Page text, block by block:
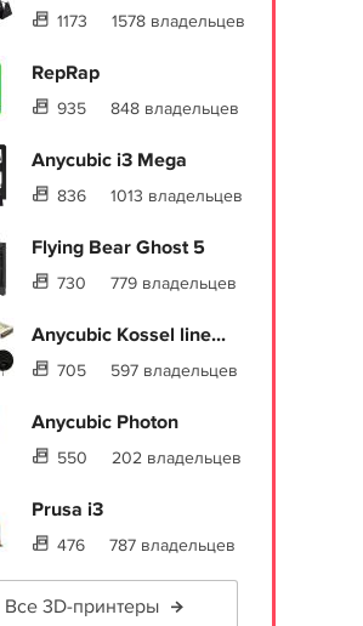
1173 1578 владельцев
RepRap
935 848 владельцев
Anycubic i3 Mega
836 1013 владельцев
Flying Bear Ghost 5
730 779 владельцев
Anycubic Kossel line...
705 597 владельцев
Anycubic Photon
550 202 владельцев
Prusa i3
476 787 владельцев
Все 3D-принтеры